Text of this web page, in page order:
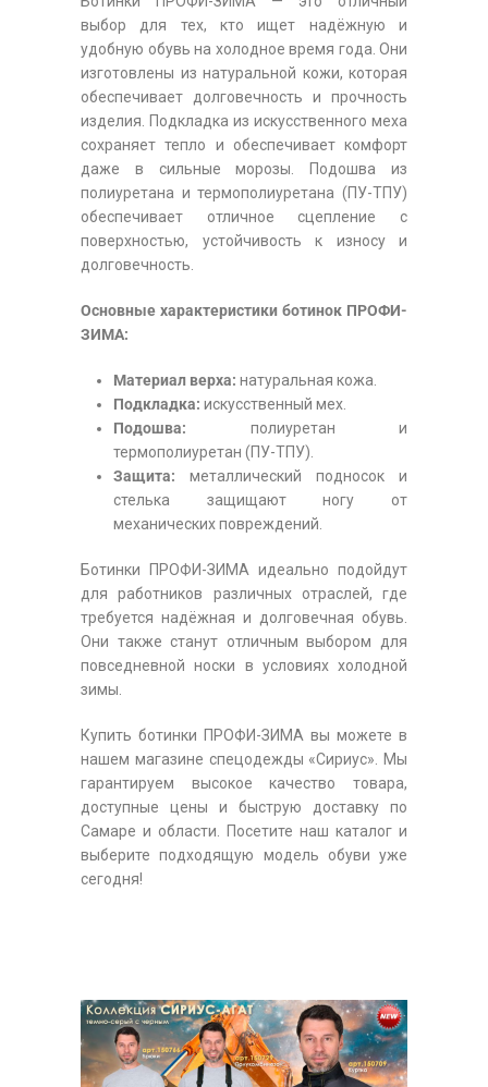
выбор для тех, кто ищет надёжную и
удобную обувь на холодное время года. Они
изготовлены из натуральной кожи, которая
обеспечивает долговечность и прочность
изделия. Подкладка из искусственного меха
сохраняет тепло и обеспечивает комфорт
даже в сильные морозы. Подошва из
полиуретана и термополиуретана (ПУ-ТПУ)
обеспечивает отличное сцепление с
поверхностью, устойчивость к износу и
долговечность.
Основные характеристики ботинок ПРОФИ-
ЗИМА:
Материал верха: натуральная кожа.
Подкладка: искусственный мех.
Подошва: полиуретан и
термополиуретан (ПУ-ТПУ).
Защита: металлический подносок и
стелька защищают ногу от
механических повреждений.
Ботинки ПРОФИ-ЗИМА идеально подойдут
для работников различных отраслей, где
требуется надёжная и долговечная обувь.
Они также станут отличным выбором для
повседневной носки в условиях холодной
зимы.
Купить ботинки ПРОФИ-ЗИМА вы можете в
нашем магазине спецодежды «Сириус». Мы
гарантируем высокое качество товара,
доступные цены и быструю доставку по
Самаре и области. Посетите наш каталог и
выберите подходящую модель обуви уже
сегодня!